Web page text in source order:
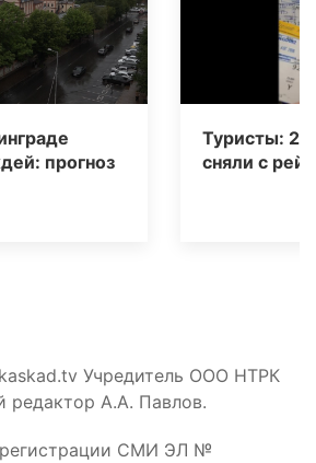
прогноз
Туристы: 20
сняли с
Учредитель ООО НТРК
редактор А.А. Павлов.
регистрации СМИ ЭЛ №